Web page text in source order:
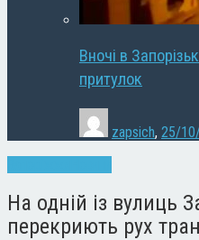
Вночі в
притулок
zapsich, 25/
На одній із вулиць
перекриють рух